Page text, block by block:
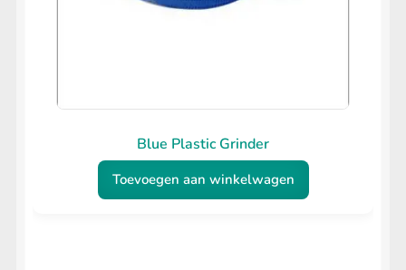
Blue Plastic Grinder
Toevoegen aan winkelwagen